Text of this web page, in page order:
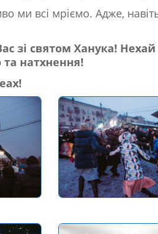
ми всі мріємо. Адже,
зі святом Ханука!
та натхнення!